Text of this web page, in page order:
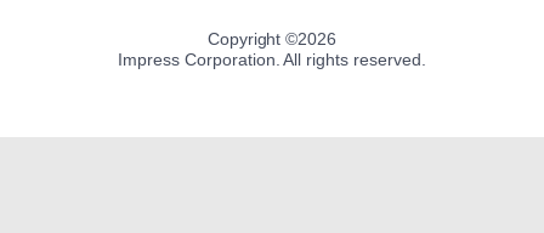
Copyright ©2026
Impress Corporation. All rights reserved.